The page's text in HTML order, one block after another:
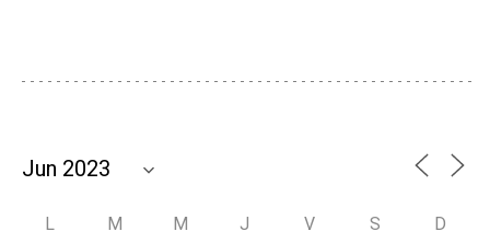
L M M J V S D